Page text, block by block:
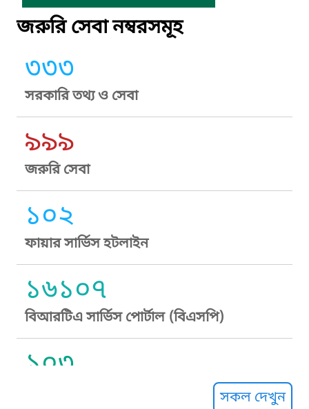
জরুরি সেবা নম্বরসমূহ
৩৩৩
সরকারি তথ্য ও সেবা
৯৯৯
জরুরি সেবা
১০২
ফায়ার সার্ভিস হটলাইন
১৬১০৭
বিআরটিএ সার্ভিস পোর্টাল (বিএসপি)
১০৩
সকল দেখুন